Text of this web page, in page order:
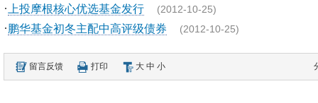
· 上投摩根核心优选基金发行 (2012-10-25)
·鹏华基金初冬主配中高评级债券 (2012-10-25)
留言反馈 打印 大 中 小